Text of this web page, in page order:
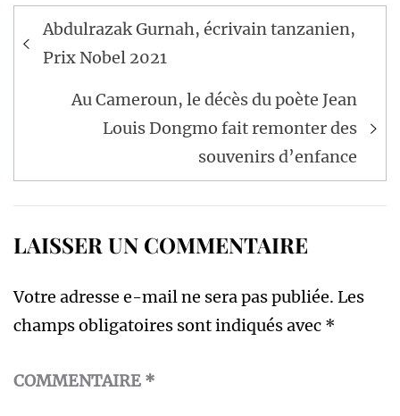
Navigation
de
Abdulrazak Gurnah, écrivain tanzanien,
Prix Nobel 2021
Au Cameroun, le décès du poète Jean
Louis Dongmo fait remonter des
souvenirs d’enfance
LAISSER UN COMMENTAIRE
Votre adresse e-mail ne sera pas publiée. Les
champs obligatoires sont indiqués avec *
COMMENTAIRE *